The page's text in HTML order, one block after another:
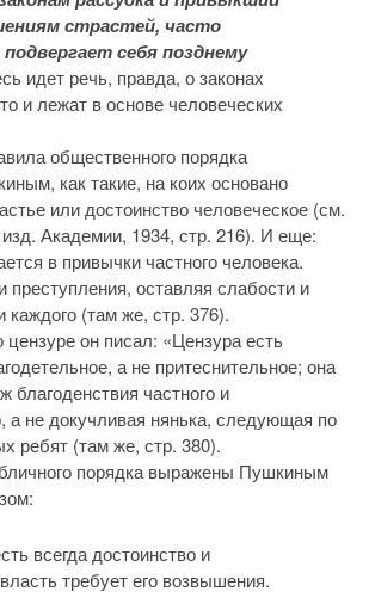
страстей, часто
себя позднему
идет речь, правда, о законах
и лежат в основе человеческих
общественного порядка
как такие, на коих основано
или достоинство человеческое (см.
Академии, 1934, стр. 216). И еще:
в привычки частного человека.
преступления, оставляя слабости и
каждого (там же, стр. 376).
он писал: «Цензура есть
а не притеснительное; она
благоденствия частного и
а не докучливая нянька, следующая по
ребят (там же, стр. 380).
порядка выражены Пушкиным
всегда достоинство и
требует его возвышения.